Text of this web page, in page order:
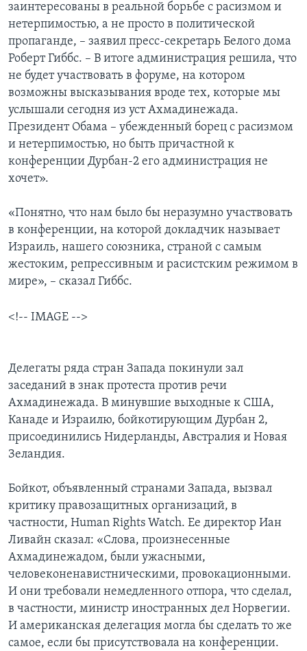
заинтересованы в реальной борьбе с расизмом и
нетерпимостью, а не просто в политической
пропаганде, – заявил пресс-секретарь Белого дома
Роберт Гиббс. – В итоге администрация решила, что
не будет участвовать в форуме, на котором
возможны высказывания вроде тех, которые мы
услышали сегодня из уст Ахмадинежада.
Президент Обама – убежденный борец с расизмом
и нетерпимостью, но быть причастной к
конференции Дурбан-2 его администрация не
хочет».
«Понятно, что нам было бы неразумно участвовать
в конференции, на которой докладчик называет
Израиль, нашего союзника, страной с самым
жестоким, репрессивным и расистским режимом в
мире», – сказал Гиббс.
<!-- IMAGE -->
Делегаты ряда стран Запада покинули зал
заседаний в знак протеста против речи
Ахмадинежада. В минувшие выходные к США,
Канаде и Израилю, бойкотирующим Дурбан 2,
присоединились Нидерланды, Австралия и Новая
Зеландия.
Бойкот, объявленный странами Запада, вызвал
критику правозащитных организаций, в
частности, Human Rights Watch. Ее директор Иан
Ливайн сказал: «Слова, произнесенные
Ахмадинежадом, были ужасными,
человеконенавистническими, провокационными.
И они требовали немедленного отпора, что сделал,
в частности, министр иностранных дел Норвегии.
И американская делегация могла бы сделать то же
самое, если бы присутствовала на конференции.